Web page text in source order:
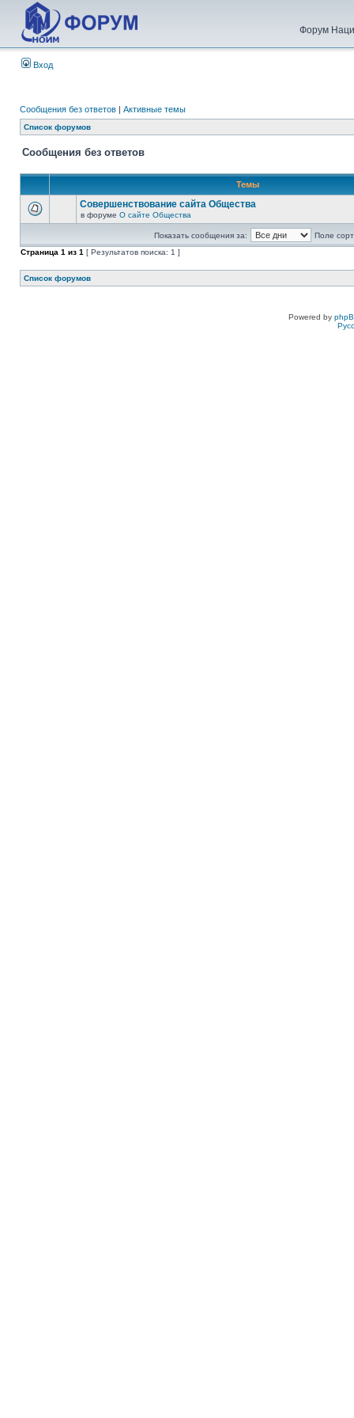
Форум
Вход
Сообщения без ответов | Активные темы
Список форумов
Сообщения без ответов
Темы
Совершенствование сайта Общества
в форуме О сайте Общества
Показать сообщения за:
Поле
Страница 1 из 1 [ Результатов поиска: 1 ]
Список форумов
Powered by